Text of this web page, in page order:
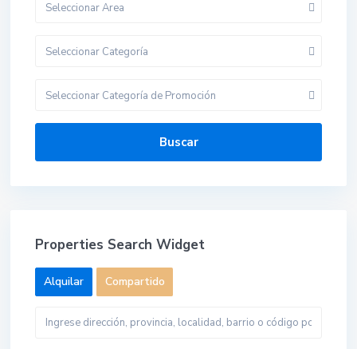
Seleccionar Area
Seleccionar Categoría
Seleccionar Categoría de Promoción
Buscar
Properties Search Widget
Alquilar Compartido